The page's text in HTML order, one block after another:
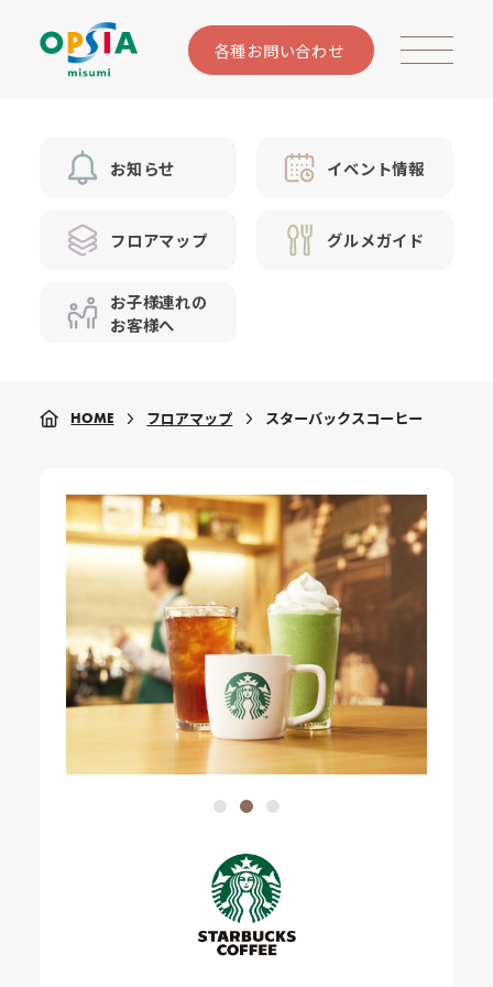
各種お問い合わせ
お知らせ イベント情報
フロアマップ グルメガイド
お子様連れの
お客様へ
HOME フロアマップ スターバックスコーヒー